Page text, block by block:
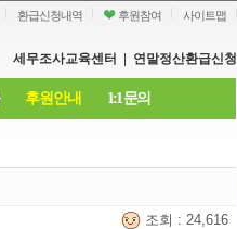
환급신청내역 후원참여 사이트맵
세무조사교육센터 연말정산환급신청
후원안내 1:1 문의
조회 : 24,616